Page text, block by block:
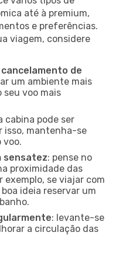
até à premium,
e preferências.
viagem, considere
de
um ambiente mais
voo mais
cabina pode ser
isso, mantenha-se
sensatez: pense no
proximidade das
exemplo, se viajar com
ideia reservar um
: levante-se
a circulação das